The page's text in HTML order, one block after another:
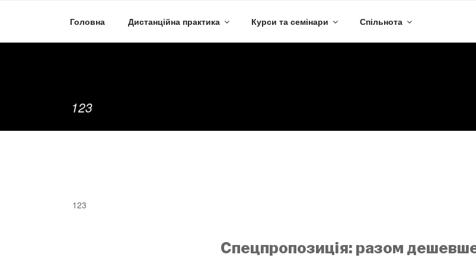
Головна Дистанційна практика Курси та семінари Спільнота
123
123
Спецпропозиція: разом